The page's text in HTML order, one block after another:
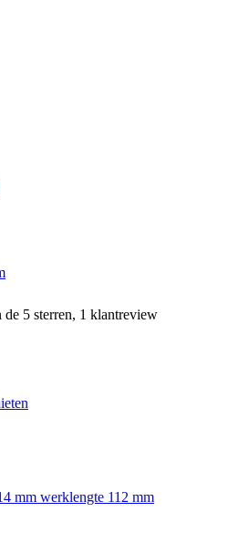
5 sterren, 1 klantreview
mm werklengte 112 mm